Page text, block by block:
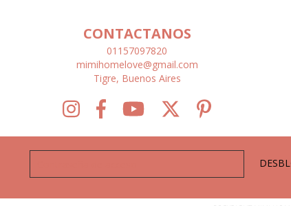
CONTACTANOS
01157097820
mimihomelove@gmail.com
Tigre, Buenos Aires